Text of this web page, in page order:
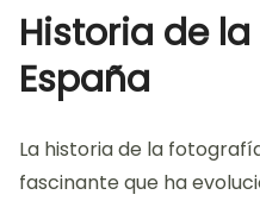
Historia de
España
La historia de la
fascinante que ha